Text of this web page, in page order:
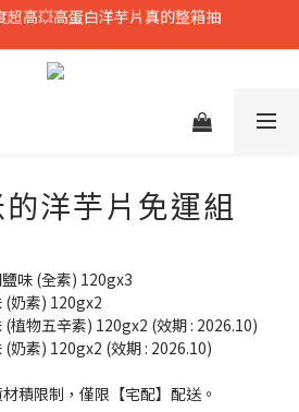
免運，再送熟香烏龍米米花
👻任選8包888，好運大爆花
免運，再送熟香烏龍米米花
洋芋片免運組
味 (全素) 120gx3
(奶素) 120gx2
植物五辛素) 120gx2 (效期 : 2026.10)
奶素) 120gx2 (效期 : 2026.10)
積限制，僅限【宅配】配送。